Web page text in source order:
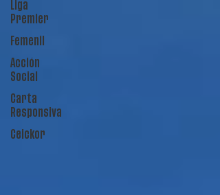
Liga
Premier
Femenil
Acción
Social
Carta
Responsiva
Ceickor